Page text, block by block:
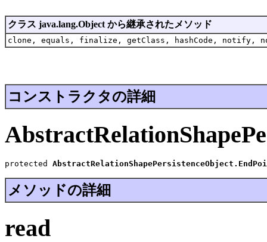
クラス java.lang.Object から継承されたメソッド
clone, equals, finalize, getClass, hashCode,
コンストラクタの詳細
protected
メソッドの詳細
read